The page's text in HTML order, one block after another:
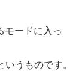
モードに入っ
うものです。